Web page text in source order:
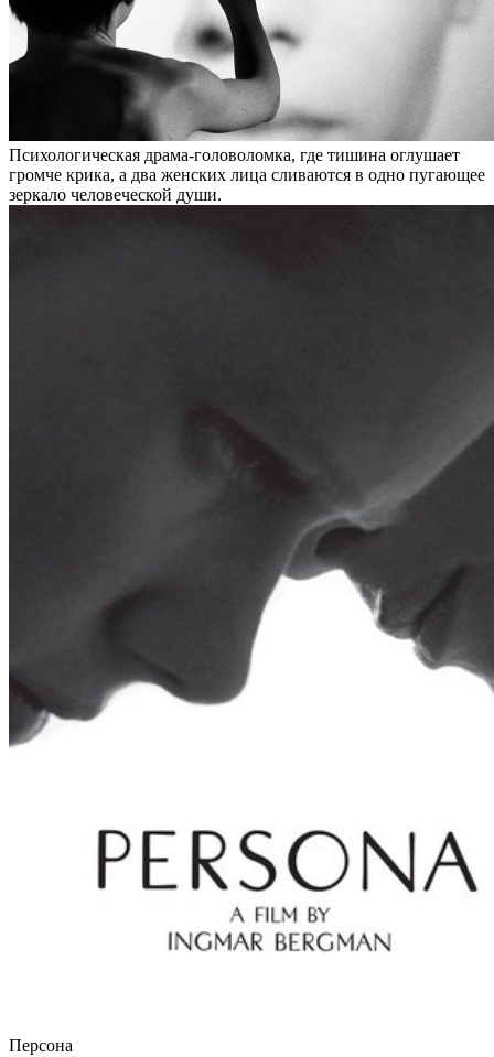
Психологическая драма-головоломка, где тишина оглушает
громче крика, а два женских лица сливаются в одно пугающее
зеркало человеческой души.
Персона